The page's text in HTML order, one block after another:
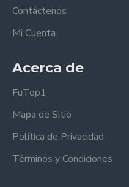
Contáctenos
Mi Cuenta
Acerca de
FuTop1
Mapa de Sitio
Política de Privacidad
Términos y Condiciones